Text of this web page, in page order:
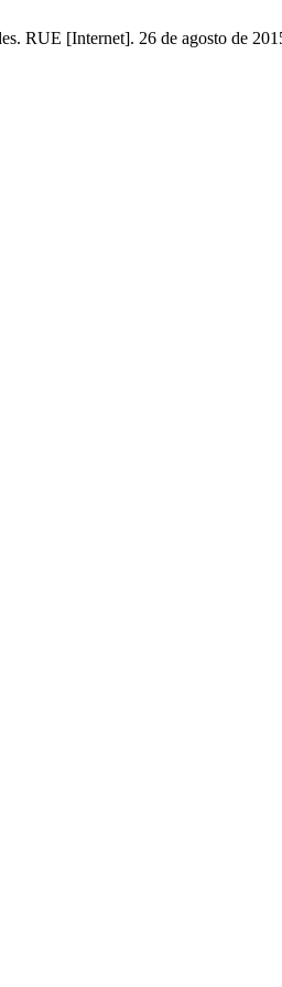
RUE [Internet]. 26 de agosto de